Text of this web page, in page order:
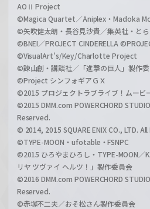
AOⅡ Project
©Magica Quartet／Aniplex・Madoka
©矢吹健太朗・長谷見沙貴／集英社・と
©BNEI／PROJECT CINDERELLA
©VisualArt's/Key/Charlotte Project
©諫山創・講談社／「進撃の巨人」製作
©Project シンフォギアＧＸ
©2015 プロジェクトラブライブ！ムービ
©2015 DMM.com POWERCHORD
Reserved.
© 2014, 2015 SQUARE ENIX CO., LTD.
©TYPE-MOON・ufotable・FSNPC
©2015 ひろやまひろし・TYPE-MOON／
リヤ ツヴァイ ヘルツ！」製作委員会
©2016 DMM.com POWERCHORD
Reserved.
©赤塚不二夫／おそ松さん製作委員会